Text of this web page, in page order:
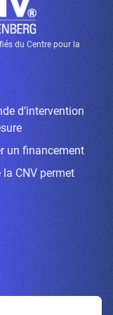
du Centre pour la
d’intervention
un financement
la CNV permet